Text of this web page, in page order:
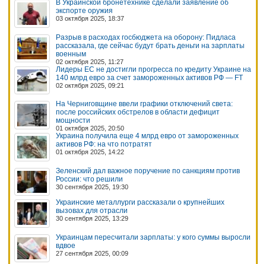
В Украинской бронетехнике сделали заявление об
экспорте оружия
03 октября 2025, 18:37
Разрыв в расходах госбюджета на оборону: Пидласа
рассказала, где сейчас будут брать деньги на зарплаты
военным
02 октября 2025, 11:27
Лидеры ЕС не достигли прогресса по кредиту Украине на
140 млрд евро за счет замороженных активов РФ — FT
02 октября 2025, 09:21
На Черниговщине ввели графики отключений света:
после российских обстрелов в области дефицит
мощности
01 октября 2025, 20:50
Украина получила еще 4 млрд евро от замороженных
активов РФ: на что потратят
01 октября 2025, 14:22
Зеленский дал важное поручение по санкциям против
России: что решили
30 сентября 2025, 19:30
Украинские металлурги рассказали о крупнейших
вызовах для отрасли
30 сентября 2025, 13:29
Украинцам пересчитали зарплаты: у кого суммы выросли
вдвое
27 сентября 2025, 00:09